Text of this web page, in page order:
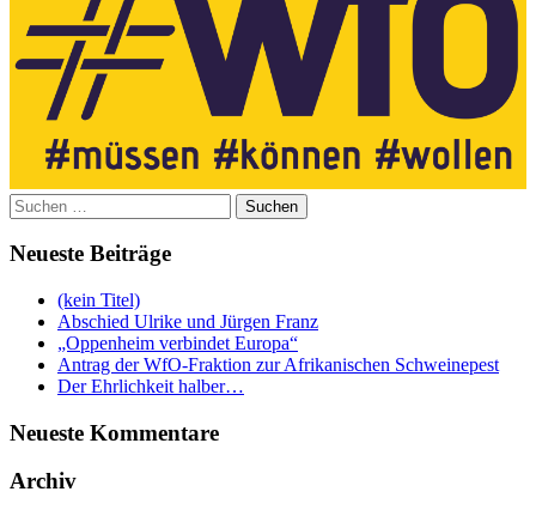
Suchen
nach:
Neueste Beiträge
(kein Titel)
Abschied Ulrike und Jürgen Franz
„Oppenheim verbindet Europa“
Antrag der WfO-Fraktion zur Afrikanischen Schweinepest
Der Ehrlichkeit halber…
Neueste Kommentare
Archiv